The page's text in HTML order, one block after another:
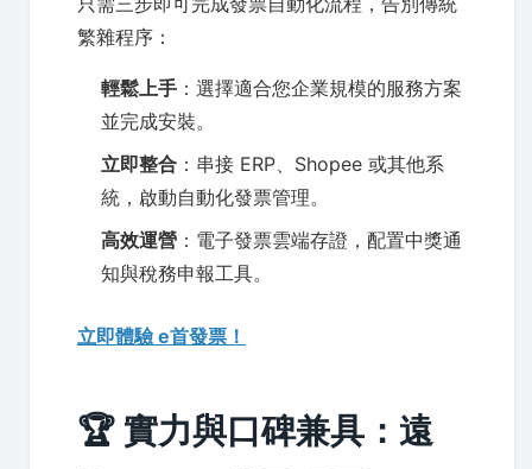
繁雜程序：
輕鬆上手 ：選擇適合您企業規模的服務方案
並完成安裝。
立即整合 ：串接 ERP、Shopee 或其他系
統，啟動自動化發票管理。
高效運營 ：電子發票雲端存證，配置中獎通
知與稅務申報工具。
立即體驗 e首發票！
🏆 實力與口碑兼具：遠